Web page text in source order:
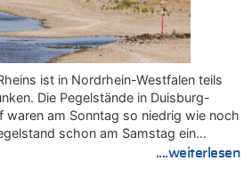
ist in Nordrhein-Westfalen teils
Die Pegelstände in Duisburg-
waren am Sonntag so niedrig wie noch
schon am Samstag ein…
....weiterlesen